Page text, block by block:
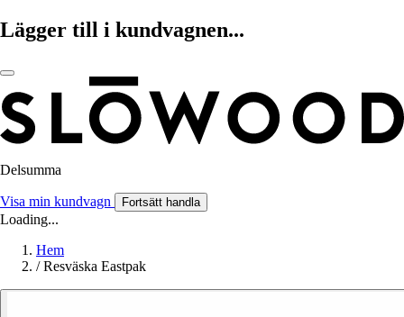
Lägger till i kundvagnen...
Delsumma
Visa min kundvagn Fortsätt handla
Loading...
Hem
/ Resväska Eastpak